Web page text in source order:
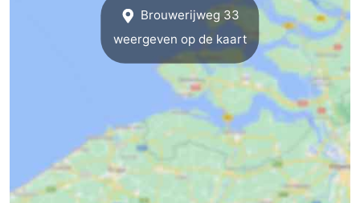
Brouwerijweg 33
weergeven op de kaart